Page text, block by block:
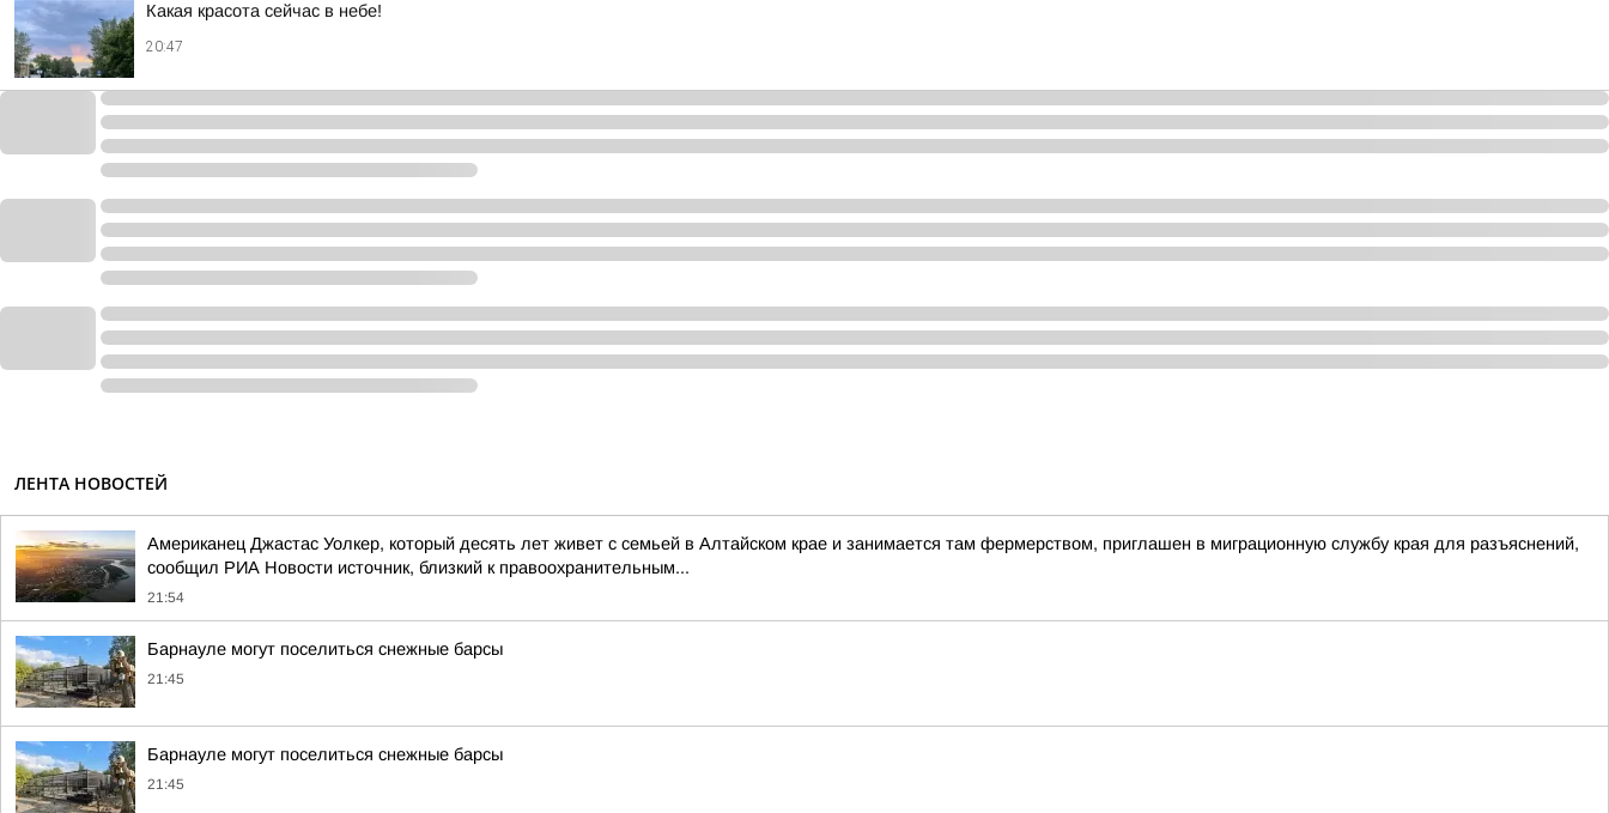
Какая красота сейчас в небе!
20:47
ЛЕНТА НОВОСТЕЙ
Американец Джастас Уолкер, который десять лет живет с семьей в Алтайском крае и занимается там фермерством, приглашен в миграционную службу края для разъяснений,
сообщил РИА Новости источник, близкий к правоохранительным...
21:54
Барнауле могут поселиться снежные барсы
21:45
Барнауле могут поселиться снежные барсы
21:45